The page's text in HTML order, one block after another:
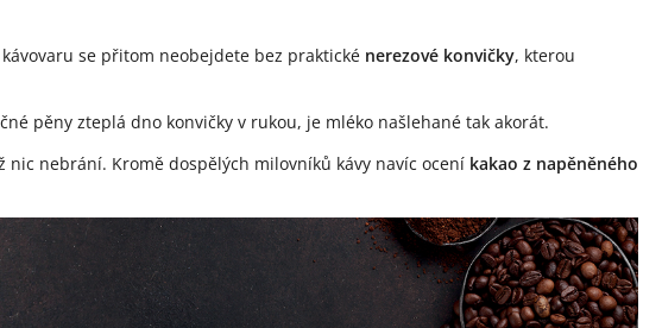
se přitom neobejdete bez praktické nerezové konvičky, kterou
pěny zteplá dno konvičky v rukou, je mléko našlehané tak akorát.
nic nebrání. Kromě dospělých milovníků kávy navíc ocení kakao z napěněného